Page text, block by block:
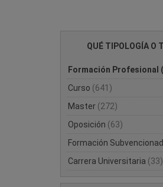
QUÉ TIPOLOGÍA O
Formación Profesional
Curso (641)
Master (272)
Oposición (63)
Formación
Carrera Universitaria (33)